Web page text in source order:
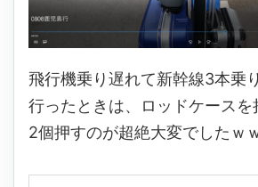
飛行機乗り遅れて新幹線3本乗
行ったときは、ロッドケースを
2個押すのが超絶大変でしたｗ